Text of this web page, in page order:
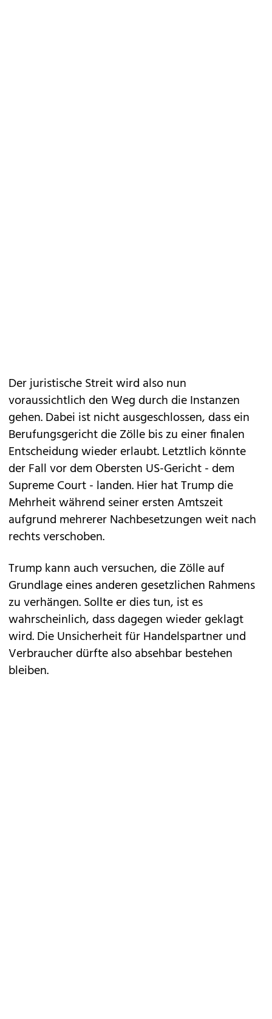
Der juristische Streit wird also nun
voraussichtlich den Weg durch die Instanzen
gehen. Dabei ist nicht ausgeschlossen, dass ein
Berufungsgericht die Zölle bis zu einer finalen
Entscheidung wieder erlaubt. Letztlich könnte
der Fall vor dem Obersten US-Gericht - dem
Supreme Court - landen. Hier hat Trump die
Mehrheit während seiner ersten Amtszeit
aufgrund mehrerer Nachbesetzungen weit nach
rechts verschoben.
Trump kann auch versuchen, die Zölle auf
Grundlage eines anderen gesetzlichen Rahmens
zu verhängen. Sollte er dies tun, ist es
wahrscheinlich, dass dagegen wieder geklagt
wird. Die Unsicherheit für Handelspartner und
Verbraucher dürfte also absehbar bestehen
bleiben.